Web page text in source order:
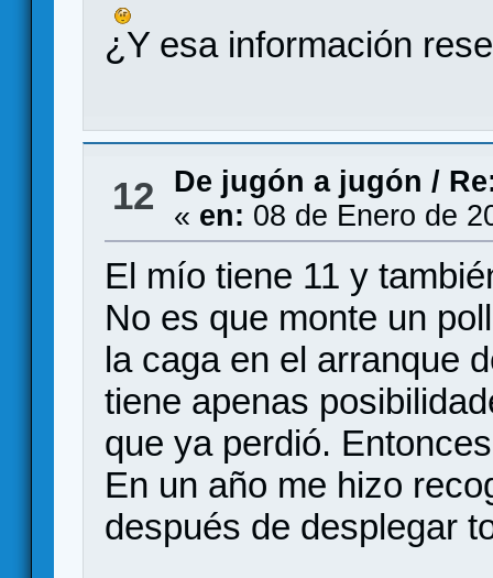
¿Y esa información
12 De jugón a jugón /
« en: 08 de Enero de
El mío tiene 11 y
No es que monte un
la caga en el arranque
tiene apenas
que ya perdió.
En un año me hizo
después de desplegar